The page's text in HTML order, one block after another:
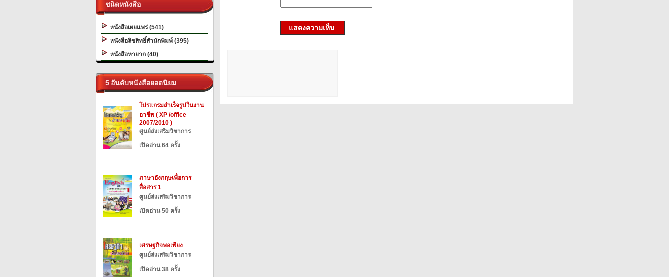
ชนิดหนังสือ
หนังสือเผยแพร่ (541)
หนังสือลิขสิทธิ์สำนักพิมพ์ (395)
หนังสือหายาก (40)
5 อันดับหนังสือยอดนิยม
โปรแกรมสำเร็จรูปในงาน
อาชีพ ( XP /office
2007/2010 )
ศูนย์ส่งเสริมวิชาการ
เปิดอ่าน 64 ครั้ง
ภาษาอังกฤษเพื่อการ
สื่อสาร 1
ศูนย์ส่งเสริมวิชาการ
เปิดอ่าน 50 ครั้ง
เศรษฐกิจพอเพียง
ศูนย์ส่งเสริมวิชาการ
เปิดอ่าน 38 ครั้ง
แสดงความเห็น